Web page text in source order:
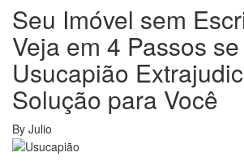
Seu Imóvel sem
Veja em 4 Passos
Usucapião
Solução para Você
By Julio